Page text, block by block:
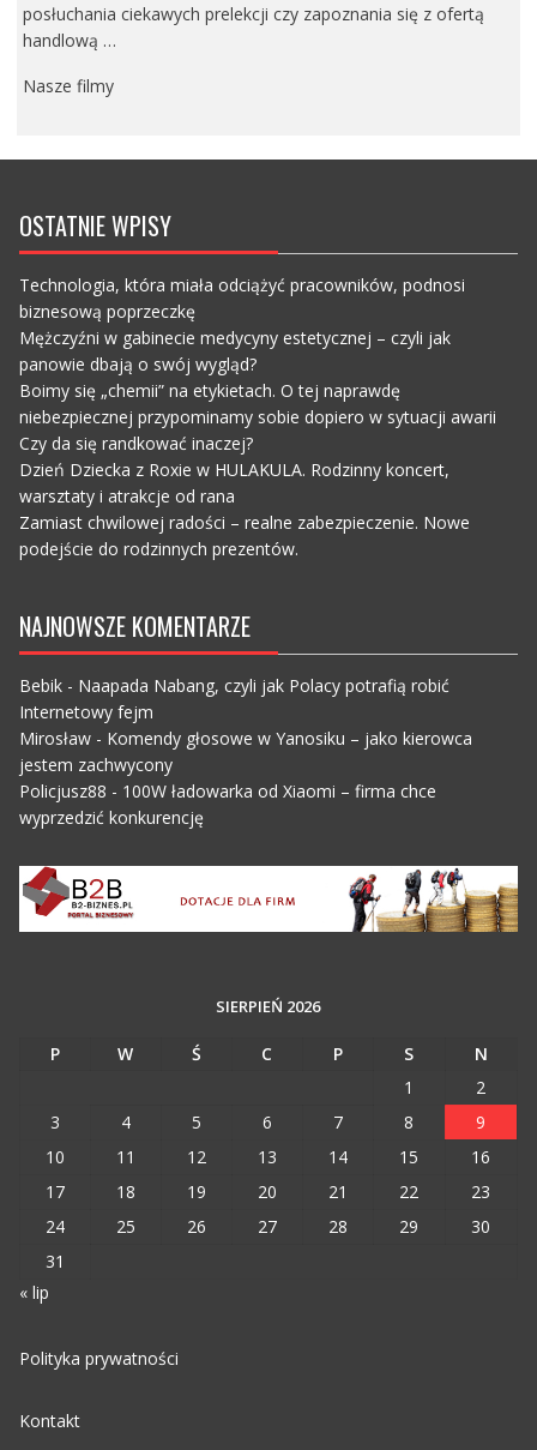
posłuchania ciekawych prelekcji czy zapoznania się z ofertą
handlową …
Nasze filmy
OSTATNIE WPISY
Technologia, która miała odciążyć pracowników, podnosi
biznesową poprzeczkę
Mężczyźni w gabinecie medycyny estetycznej – czyli jak
panowie dbają o swój wygląd?
Boimy się „chemii” na etykietach. O tej naprawdę
niebezpiecznej przypominamy sobie dopiero w sytuacji awarii
Czy da się randkować inaczej?
Dzień Dziecka z Roxie w HULAKULA. Rodzinny koncert,
warsztaty i atrakcje od rana
Zamiast chwilowej radości – realne zabezpieczenie. Nowe
podejście do rodzinnych prezentów.
NAJNOWSZE KOMENTARZE
Bebik- Naapada Nabang, czyli jak Polacy potrafią robić
Internetowy fejm
Mirosław- Komendy głosowe w Yanosiku – jako kierowca
jestem zachwycony
Policjusz88 - 100W ładowarka od Xiaomi – firma chce
wyprzedzić konkurencję
SIERPIEŃ 2026
P W Ś C P S
N
1
2
3
4 5 6 7 8
9
10
11 12 13 14 15
16
17
18 19 20 21 22
23
24
25 26 27 28 29
30
31
« lip
Polityka prywatności
Kontakt